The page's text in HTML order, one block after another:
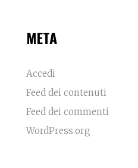
META
Accedi
Feed dei contenuti
Feed dei commenti
WordPress.org